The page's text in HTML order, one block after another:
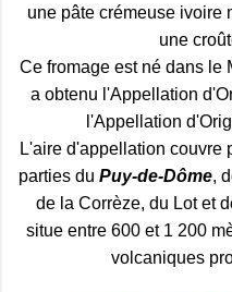
une pâte crémeuse ivoire
une
Ce fromage est né dans le
a obtenu l'Appellation
l'Appellation
L'aire d'appellation couvre
parties du Puy-de-Dôme,
de la Corrèze, du Lot et
situe entre 600 et 1 200
volcaniques